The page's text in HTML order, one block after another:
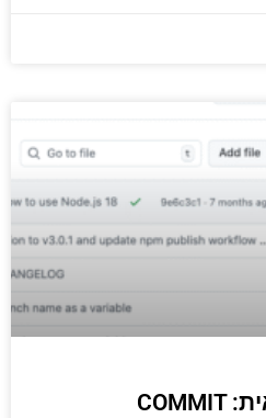
הסכנה הבלתי נראית: COMMIT